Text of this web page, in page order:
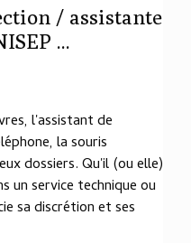
/ assistante
...
l'assistant de
la souris
dossiers. Qu'il (ou elle)
un service technique ou
sa discrétion et ses